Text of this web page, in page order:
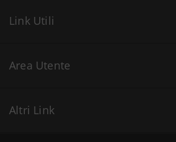
Link Utili
Area Utente
Altri Link